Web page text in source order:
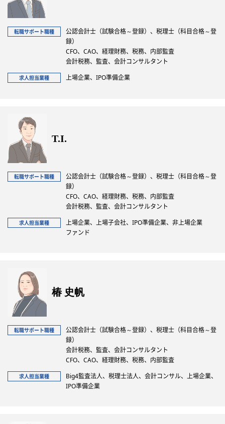
転職サポート職種
公認会計士（試験合格～登録）、税理士（科目合格～登
録）
CFO、CAO、経理財務、税務、内部監査
会計税務、監査、会計コンサルタント
求人担当業種 上場企業、IPO準備企業
T.I.
転職サポート職種
公認会計士（試験合格～登録）、税理士（科目合格～登
録）
CFO、CAO、経理財務、税務、内部監査
会計税務、監査、会計コンサルタント
求人担当業種
上場企業、上場子会社、IPO準備企業、非上場企業
ファンド
椿 史帆
転職サポート職種
公認会計士（試験合格～登録）、税理士（科目合格～登
録）
会計税務、監査、会計コンサルタント
CFO、CAO、経理財務、税務、内部監査
求人担当業種
Big4監査法人、税理士法人、会計コンサル、上場企業、
IPO準備企業